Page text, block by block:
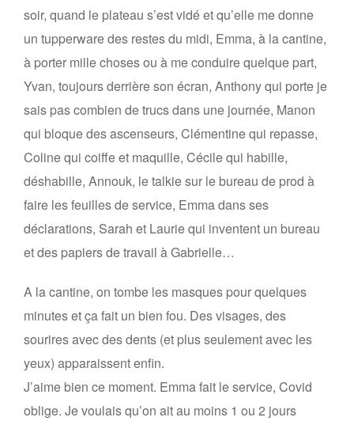
soir, quand le plateau s’est vidé et qu’elle me donne
un tupperware des restes du midi, Emma, à la cantine,
à porter mille choses ou à me conduire quelque part,
Yvan, toujours derrière son écran, Anthony qui porte je
sais pas combien de trucs dans une journée, Manon
qui bloque des ascenseurs, Clémentine qui repasse,
Coline qui coiffe et maquille, Cécile qui habille,
déshabille, Annouk, le talkie sur le bureau de prod à
faire les feuilles de service, Emma dans ses
déclarations, Sarah et Laurie qui inventent un bureau
et des papiers de travail à Gabrielle…
A la cantine, on tombe les masques pour quelques
minutes et ça fait un bien fou. Des visages, des
sourires avec des dents (et plus seulement avec les
yeux) apparaissent enfin.
J’aime bien ce moment. Emma fait le service, Covid
oblige. Je voulais qu’on ait au moins 1 ou 2 jours